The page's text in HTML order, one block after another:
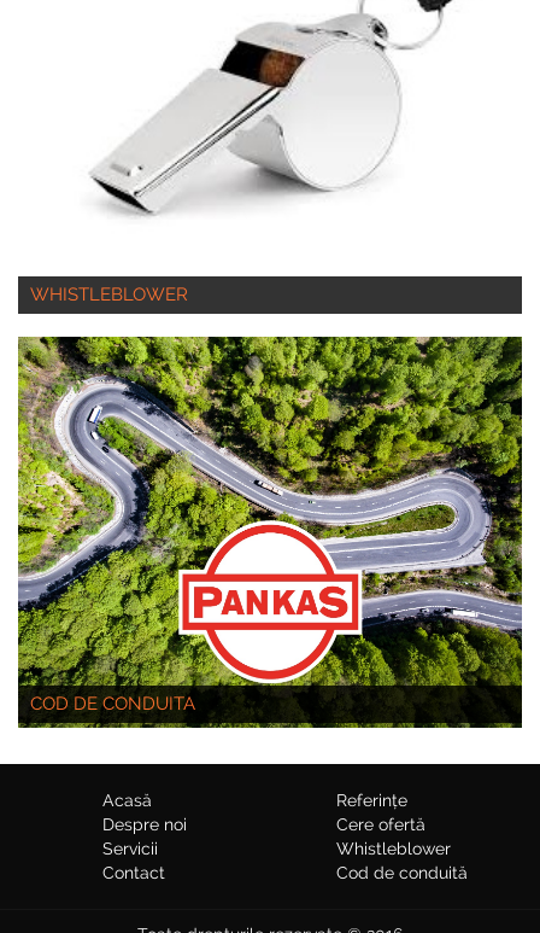
WHISTLEBLOWER
COD DE CONDUITA
Acasă
Despre noi
Servicii
Contact
Referințe
Cere ofertă
Whistleblower
Cod de conduită